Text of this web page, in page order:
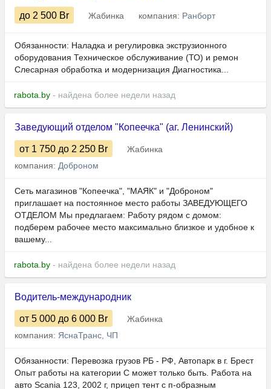
до 2 500 Br Жабинка компания: Ранборт
Обязанности: Наладка и регулировка экструзионного
оборудования Техническое обслуживание (ТО) и ремон
Слесарная обработка и модернизация Диагностика...
rabota.by - найдена более недели назад
Заведующий отделом "Копеечка" (аг. Ленинский)
от 1 750 до 2 250 Br
Жабинка
компания: Доброном
Сеть магазинов "Копеечка", "МАЯК" и "Доброном"
приглашает на постоянное место работы ЗАВЕДУЮЩЕГО
ОТДЕЛОМ Мы предлагаем: Работу рядом с домом:
подберем рабочее место максимально близкое и удобное к
вашему...
rabota.by - найдена более недели назад
Водитель-международник
от 5 000 до 6 000 Br
Жабинка
компания: ЯснаТранс, ЧП
Обязанности: Перевозка грузов РБ - РФ, Автопарк в г. Брест
Опыт работы на категории C может только быть. Работа на
авто Scania 123, 2002 г, прицеп тент с п-образным